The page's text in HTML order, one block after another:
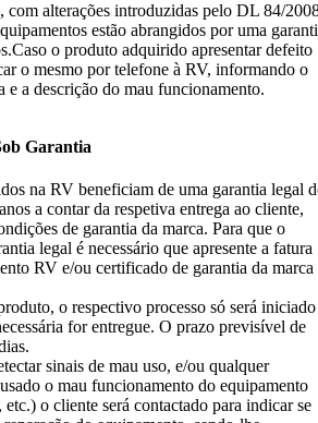
alterações introduzidas pelo DL 84/
estão abrangidos por uma
o produto adquirido apresentar defeito
o mesmo por telefone à RV, informando o
e a descrição do mau funcionamento.
Garantia
na RV beneficiam de uma garantia legal
a contar da respetiva entrega ao cliente,
de garantia da marca. Para que o
legal é necessário que apresente a fatura
RV e/ou certificado de garantia da marca
o respectivo processo só será iniciado
for entregue. O prazo previsível de
sinais de mau uso, e/ou qualquer
o mau funcionamento do equipamento
o cliente será contactado para indicar se